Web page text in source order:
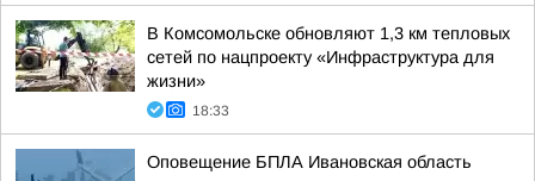
В Комсомольске обновляют 1,3 км тепловых
сетей по нацпроекту «Инфраструктура для
жизни»
18:33
Оповещение БПЛА Ивановская область